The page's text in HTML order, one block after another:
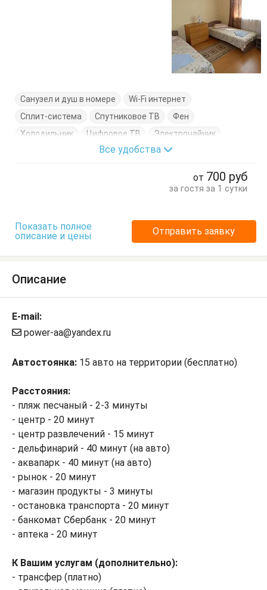
Санузел и душ в номере
Wi-Fi интернет
Сплит-система
Спутниковое ТВ
Фен
Холодильник
Цифровое ТВ
Электрочайник
Комод
Кресло
Тумбочки Шкаф
Все удобства
от 700 руб
за гостя за 1 сутки
Показать полное
описание и цены
Отправить заявку
Описание
E-mail:
power-aa@yandex.ru
Автостоянка: 15 авто на территории (бесплатно)
Расстояния:
- пляж песчаный - 2-3 минуты
- центр - 20 минут
- центр развлечений - 15 минут
- дельфинарий - 40 минут (на авто)
- аквапарк - 40 минут (на авто)
- рынок - 20 минут
- магазин продукты - 3 минуты
- остановка транспорта - 20 минут
- банкомат Сбербанк - 20 минут
- аптека - 20 минут
К Вашим услугам (дополнительно):
- трансфер (платно)